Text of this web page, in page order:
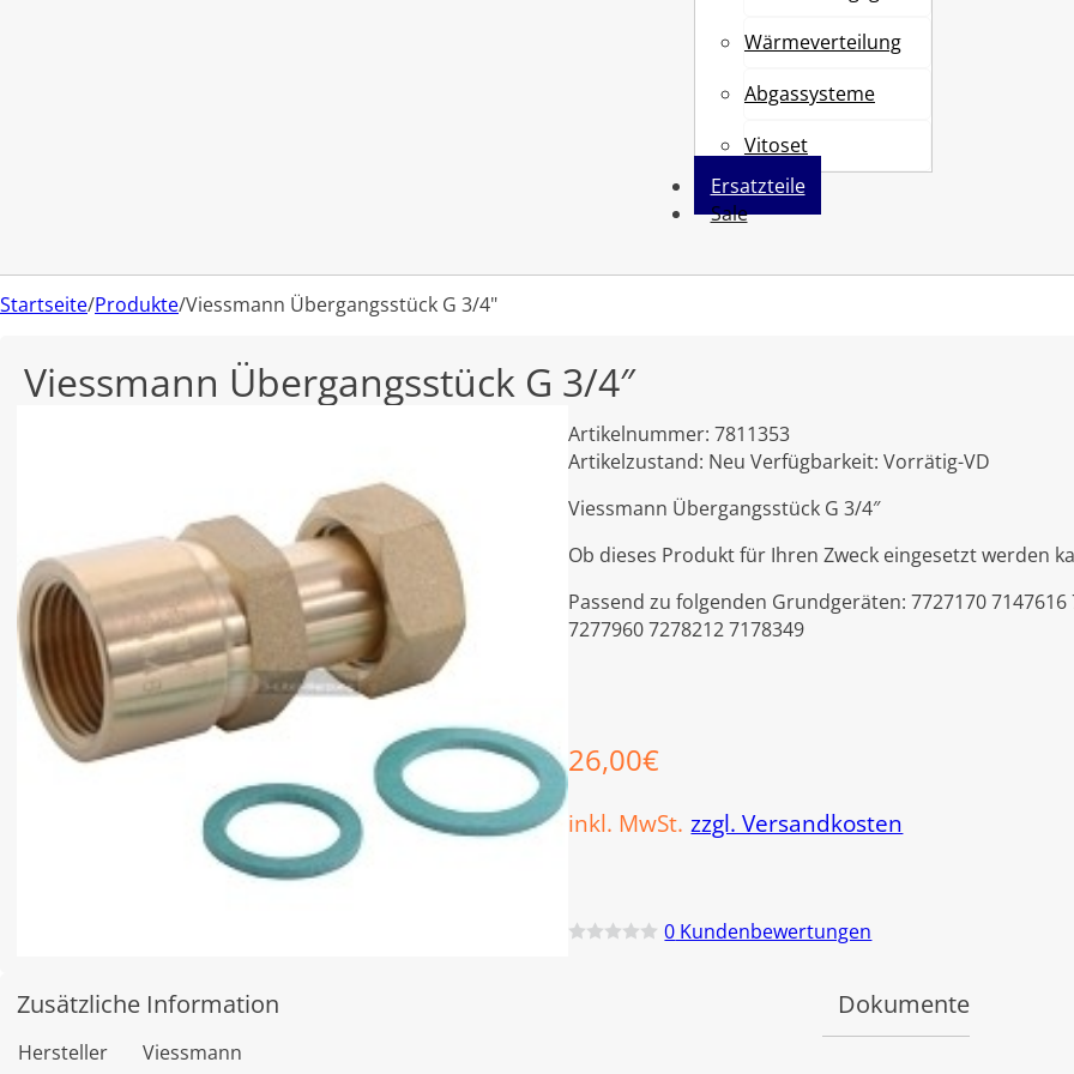
Wärmeverteilung
Abgassysteme
Vitoset
Ersatzteile
Sale
Startseite/Produkte/Viessmann Übergangsstück G 3/4"
Viessmann Übergangsstück G 3/4″
Artikelnummer:7811353
Artikelzustand: Neu Verfügbarkeit:Vorrätig-VD
Viessmann Übergangsstück G 3/4″
Ob dieses Produkt für Ihren Zweck eingesetzt werden
Passend zu folgenden Grundgeräten: 7727170
7277960 7278212 7178349
26,00€
inkl. MwSt. zzgl. Versandkosten
0 Kundenbewertungen
Zusätzliche Information
Hersteller Viessmann
Dokumente